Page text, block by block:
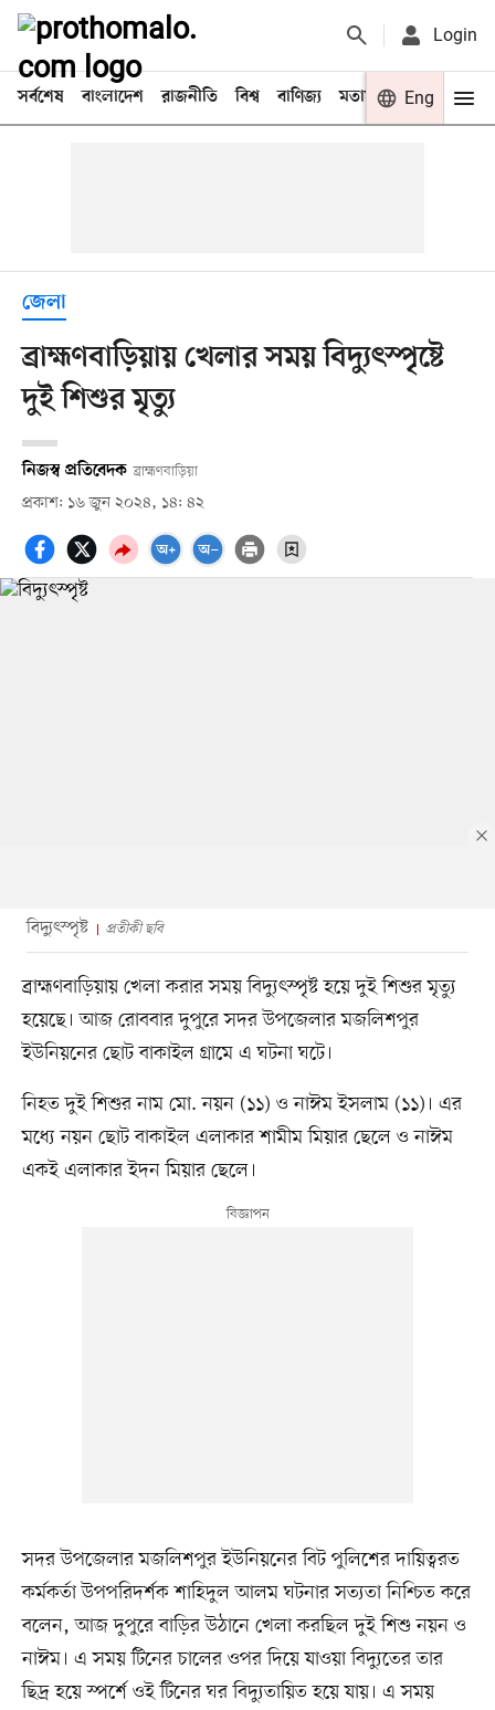
Login
সর্বশেষ বাংলাদেশ রাজনীতি বিশ্ব বাণিজ্য মতামত খেলা
Eng
জেলা
ব্রাহ্মণবাড়িয়ায় খেলার সময় বিদ্যুৎস্পৃষ্টে
দুই শিশুর মৃত্যু
নিজস্ব প্রতিবেদক ব্রাহ্মণবাড়িয়া
প্রকাশ: ১৬ জুন ২০২৪, ১৪: ৪২
বিদ্যুৎস্পৃষ্ট প্রতীকী ছবি
ব্রাহ্মণবাড়িয়ায় খেলা করার সময় বিদ্যুৎস্পৃষ্ট হয়ে দুই শিশুর মৃত্যু
হয়েছে। আজ রোববার দুপুরে সদর উপজেলার মজলিশপুর
ইউনিয়নের ছোট বাকাইল গ্রামে এ ঘটনা ঘটে।
নিহত দুই শিশুর নাম মো. নয়ন (১১) ও নাঈম ইসলাম (১১)। এর
মধ্যে নয়ন ছোট বাকাইল এলাকার শামীম মিয়ার ছেলে ও নাঈম
একই এলাকার ইদন মিয়ার ছেলে।
সদর উপজেলার মজলিশপুর ইউনিয়নের বিট পুলিশের দায়িত্বরত
কর্মকর্তা উপপরিদর্শক শাহিদুল আলম ঘটনার সত্যতা নিশ্চিত করে
বলেন, আজ দুপুরে বাড়ির উঠানে খেলা করছিল দুই শিশু নয়ন ও
নাঈম। এ সময় টিনের চালের ওপর দিয়ে যাওয়া বিদ্যুতের তার
ছিদ্র হয়ে স্পর্শে ওই টিনের ঘর বিদ্যুতায়িত হয়ে যায়। এ সময়